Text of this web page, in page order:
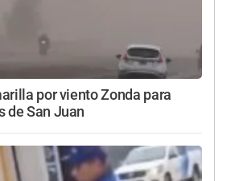
por viento Zonda para
de San Juan